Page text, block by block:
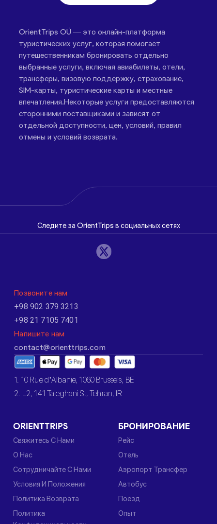
OrientTrips OÜ — это онлайн-платформа
туристических услуг, которая помогает
путешественникам бронировать отдельно
выбранные услуги, включая авиабилеты, отели,
трансферы, визовую поддержку, страхование,
SIM-карты, туристические карты и местные
впечатления.Некоторые услуги предоставляются
сторонними поставщиками и зависят от
отдельной доступности, цен, условий, правил
отмены и условий возврата.
Следите за OrientTrips в социальных сетях
Позвоните нам
+98 902 379 3213
+98 21 7105 7401
Напишите нам
contact@orienttrips.com
1. 10 Rue d’Albanie, 1060 Brussels, BE
2. L2, 141 Taleghani St, Tehran, IR
ORIENTTRIPS
Свяжитесь С Нами
О Нас
Сотрудничайте С Нами
Условия И Положения
Политика Возврата
Политика
БРОНИРОВАНИЕ
Рейс
Отель
Аэропорт Трансфер
Автобус
Поезд
Опыт